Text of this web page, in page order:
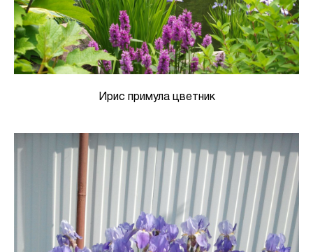
Ирис примула цветник